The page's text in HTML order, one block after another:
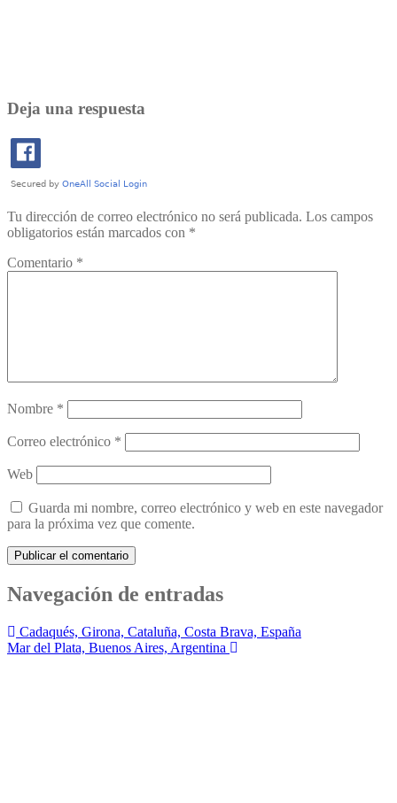
Deja una respuesta
Tu dirección de correo electrónico no será publicada. Los campos
obligatorios están marcados con *
Comentario *
Nombre *
Correo electrónico *
Web
Guarda mi nombre, correo electrónico y web en este navegador
para la próxima vez que comente.
Navegación de entradas
Cadaqués, Girona, Cataluña, Costa Brava, España
Mar del Plata, Buenos Aires, Argentina